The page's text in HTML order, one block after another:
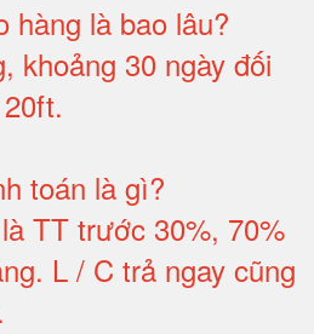
hàng là bao lâu?
khoảng 30 ngày đối
.
toán là gì?
TT trước 30%, 70%
L / C trả ngay cũng
.